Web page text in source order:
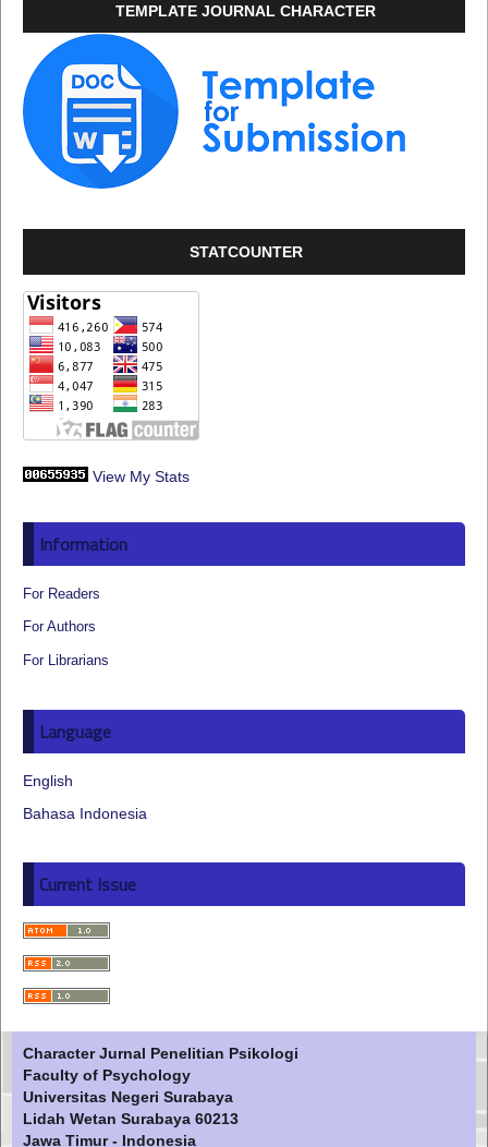
TEMPLATE JOURNAL CHARACTER
STATCOUNTER
View My Stats
Information
For Readers
For Authors
For Librarians
Language
English
Bahasa Indonesia
Current Issue
Character Jurnal Penelitian Psikologi
Faculty of Psychology
Universitas Negeri Surabaya
Lidah Wetan Surabaya 60213
Jawa Timur - Indonesia